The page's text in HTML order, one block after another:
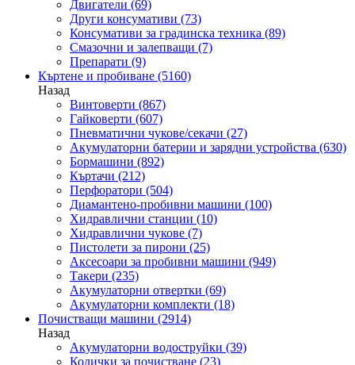
Двигатели (69)
Други консумативи (73)
Консумативи за градинска техника (89)
Смазочни и залепващи (7)
Препарати (9)
Къртене и пробиване (5160)
Назад
Винтоверти (867)
Гайковерти (607)
Пневматични чукове/секачи (27)
Акумулаторни батерии и зарядни устройства (630)
Бормашини (892)
Къртачи (212)
Перфоратори (504)
Диамантено-пробивни машини (100)
Хидравлични станции (10)
Хидравлични чукове (7)
Пистолети за пирони (25)
Аксесоари за пробивни машини (949)
Такери (235)
Акумулаторни отвертки (69)
Акумулаторни комплекти (18)
Почистващи машини (2914)
Назад
Акумулаторни водоструйки (39)
Колички за почистване (23)